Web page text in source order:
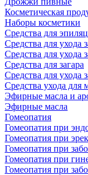
Косметическая
Наборы косметики
Средства для
Средства для ухода
Средства для ухода
Средства для загара
Средства для ухода
Средства ухода для
Эфирные масла и
Эфирные масла
Гомеопатия
Гомеопатия при
Гомеопатия при
Гомеопатия при
Гомеопатия при
Гомеопатия при